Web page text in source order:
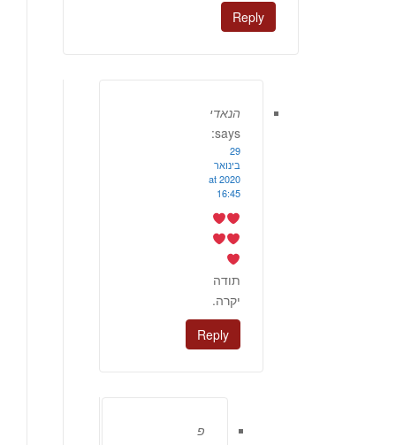
Reply
הנאדי
says:
29
בינואר
2020 at
16:45
תודה
יקרה.
Reply
פ